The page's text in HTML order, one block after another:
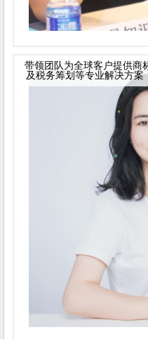
带领团队为全球客户提供商
及税务筹划等专业解决方案